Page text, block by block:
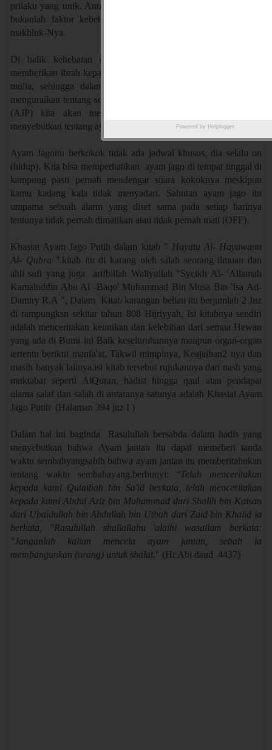
Powered by Helplogger
prilaku yang unik. Anugerah Allah kepada sang unggas tersebut
bukanlah faktor kebetulan saja.tetapi ketetapan Allahterhadap
makhluk-Nya.
Di balik kehebatan dan kelebihan ayam jago ini Allah
memberikan ibrah kepada kita sesuatu yang sangat berharga dan
mulia, sehingga dalam Islam tidak sedikit hadist nabi yang
menguraikan tentang sosok Ayam Jago terlebih Ayam Jago Putih
(AJP) kita akan menjumpai banyak riwayat hadist yang
menyebutkan tentang ayam jantan itu.
Ayam Jagoitu berkokok tidak ada jadwal khusus, dia selalu on
(hidup). Kita bisa memperhatikan ayam jago di tempat tinggal di
kampung pasti pernah mendengar suara kokoknya meskipun
kamu kadang kala tidak menyadari. Sahutan ayam jago itu
umpama sebuah alarm yang diset sama pada setiap harinya
tentunya tidak pernah dimatikan atau tidak pernah mati (OFF).
Khasiat Ayam Jago Putih dalam kitab " Hayatu Al- Hayawanu
Al- Qubra ".kitab itu di karang oleh salah seorang ilmuan dan
ahli sufi yang juga arifbillah Waliyullah "Syeikh Al- 'Allamah
Kamaluddin Abu Al -Baqo' Muhammad Bin Musa Bin 'Isa Ad-
Damiry R.A ", Dalam Kitab karangan beliau itu berjumlah 2 Juz
di rampungksn sekitar tahun 808 Hijriyyah, Isi kitabnya sendiri
adalah menceritakan keunikan dan kelebihan dari semua Hewan
yang ada di Bumi ini Baik keseluruhannya maupun organ-organ
tertentu berikut manfa'at, Takwil mimpinya, Keajaiban2 nya dan
masih banyak laiinya.isi kitab tersebut rujukannya dari nash yang
muktabar seperti AlQuran, hadist hingga qaul atau pendapat
ulama salaf dan salah di antaranya satunya adalah Khasiat Ayam
Jago Putih (Halaman 394 juz I )
Dalam hal ini baginda Rasulullah bersabda dalam hadis yang
menyebutkan bahwa Ayam jantan itu dapat memeberi tanda
waktu sembahyangsahih bahwa ayam jantan itu memberitahukan
tentang waktu sembahayang,berbunyi: “Telah menceritakan
kepada kami Qutaibah bin Sa'id berkata, telah menceritakan
kepada kami Abdul Aziz bin Muhammad dari Shalih bin Kaisan
dari Ubaidullah bin Abdullah bin Utbah dari Zaid bin Khalid ia
berkata, "Rasulullah shallallahu 'alaihi wasallam berkata:
"Janganlah kalian mencela ayam jantan, sebab ia
membangunkan (orang) untuk shalat." (Hr.Abi daud 4437)